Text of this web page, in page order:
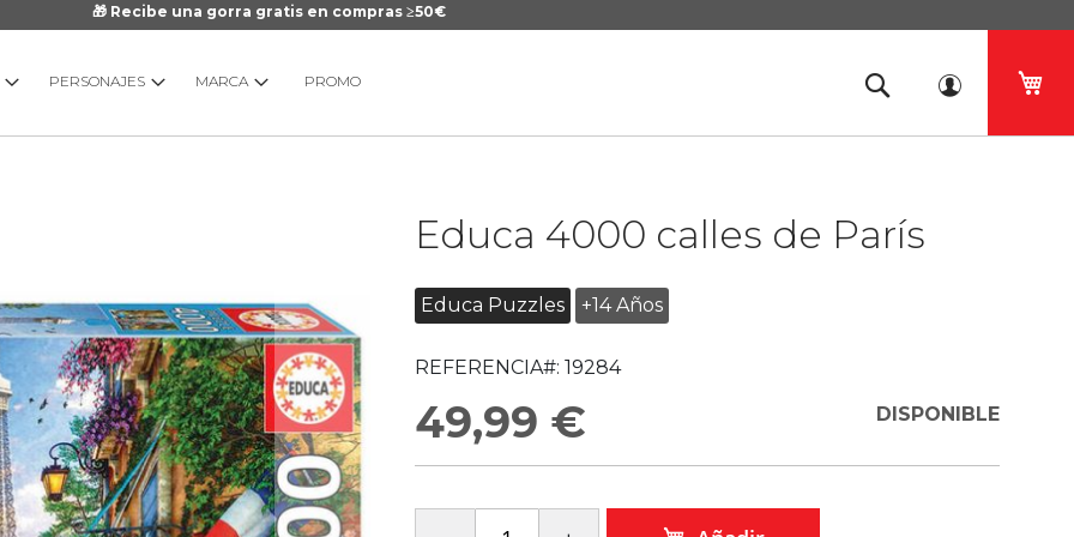
🎁 Recibe una gorra gratis en compras ≥50€
PERSONAJES MARCA PROMO
Educa 4000 calles de París
Educa Puzzles +14 Años
REFERENCIA#: 19284
49,99 € DISPONIBLE
imágenes